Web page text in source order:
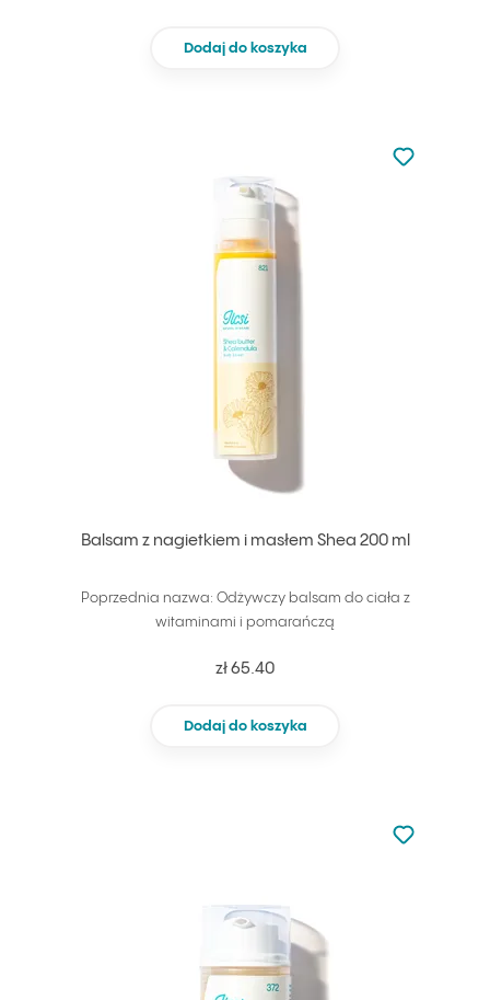
Dodaj do koszyka
Balsam z nagietkiem i masłem Shea 200 ml
Poprzednia nazwa: Odżywczy balsam do ciała z
witaminami i pomarańczą
zł 65.40
Dodaj do koszyka
Nie dodano
Dodaj do
Nie dodano
Dodaj do